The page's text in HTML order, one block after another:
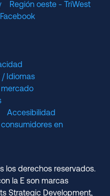
Región oeste - TriWest
/ Idiomas
mercado
Accesibilidad
en
los derechos reservados.
la E son marcas
Strategic Development,